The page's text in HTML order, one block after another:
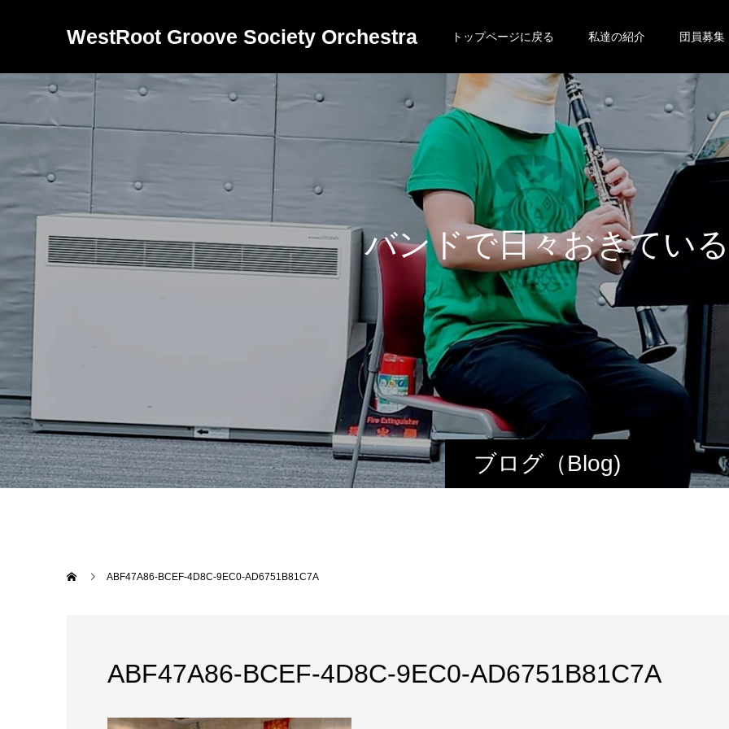
WestRoot Groove Society Orchestra トップページに戻る 私達の紹介 団員募集
ブログ（Blog)
バンドで日々おきている日 常を
ABF47A86-BCEF-4D8C-9EC0-AD6751B81C7A
ABF47A86-BCEF-4D8C-9EC0-AD6751B81C7A